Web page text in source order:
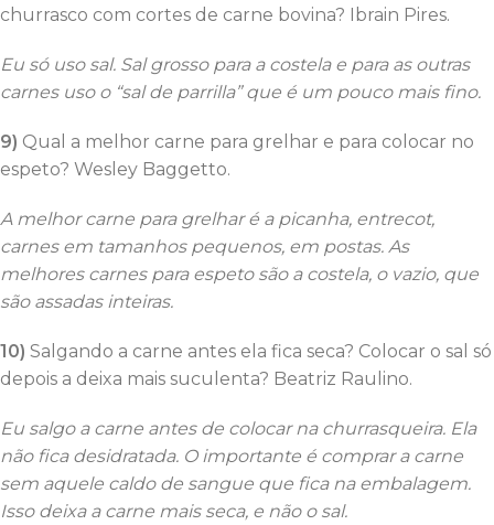
churrasco com cortes de carne bovina? Ibrain Pires.
Eu só uso sal. Sal grosso para a costela e para as outras
carnes uso o “sal de parrilla” que é um pouco mais fino.
9) Qual a melhor carne para grelhar e para colocar no
espeto? Wesley Baggetto.
A melhor carne para grelhar é a picanha, entrecot,
carnes em tamanhos pequenos, em postas. As
melhores carnes para espeto são a costela, o vazio, que
são assadas inteiras.
10) Salgando a carne antes ela fica seca? Colocar o sal só
depois a deixa mais suculenta? Beatriz Raulino.
Eu salgo a carne antes de colocar na churrasqueira. Ela
não fica desidratada. O importante é comprar a carne
sem aquele caldo de sangue que fica na embalagem.
Isso deixa a carne mais seca, e não o sal.